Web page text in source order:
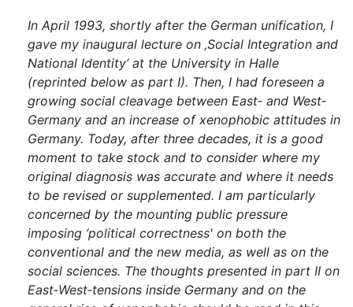
In April 1993, shortly after the German unification, I
gave my inaugural lecture on ‚Social Integration and
National Identity‘ at the University in Halle
(reprinted below as part I). Then, I had foreseen a
growing social cleavage between East‐ and West‐
Germany and an increase of xenophobic attitudes in
Germany. Today, after three decades, it is a good
moment to take stock and to consider where my
original diagnosis was accurate and where it needs
to be revised or supplemented. I am particularly
concerned by the mounting public pressure
imposing ‘political correctness' on both the
conventional and the new media, as well as on the
social sciences. The thoughts presented in part II on
East‐West‐tensions inside Germany and on the